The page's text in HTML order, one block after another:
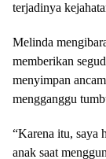
terjadinya
Melinda
memberikan
menyimpan
mengganggu
“Karena itu, saya
anak saat